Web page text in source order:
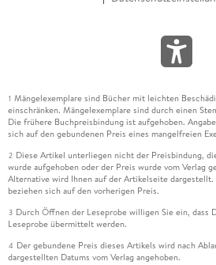
1 Mängelexemplare sind Bücher mit leichten
einschränken. Mängelexemplare sind durch einen
Die frühere Buchpreisbindung ist aufgehoben.
sich auf den gebundenen Preis eines mangelfreien
2 Diese Artikel unterliegen nicht der Preisbindung,
wurde aufgehoben oder der Preis wurde vom Verlag
Alternative wird Ihnen auf der Artikelseite dargestellt.
beziehen sich auf den vorherigen Preis.
3 Durch Öffnen der Leseprobe willigen Sie ein, dass
Leseprobe übermittelt werden.
4 Der gebundene Preis dieses Artikels wird nach
dargestellten Datums vom Verlag angehoben.